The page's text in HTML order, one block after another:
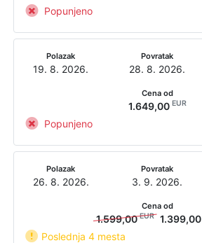
Popunjeno
Polazak
19. 8. 2026.
Povratak
28. 8. 2026.
Popunjeno
Cena od
1.649,00 EUR
Polazak
26. 8. 2026.
Povratak
3. 9. 2026.
Poslednja 4 mesta
Cena od
1.599,00EUR 1.399,00